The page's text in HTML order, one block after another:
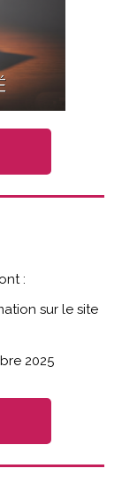
:
sur le site
2025